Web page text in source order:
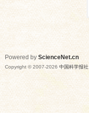
Powered by ScienceNet.cn
Copyright © 2007-2026 中国科学报社